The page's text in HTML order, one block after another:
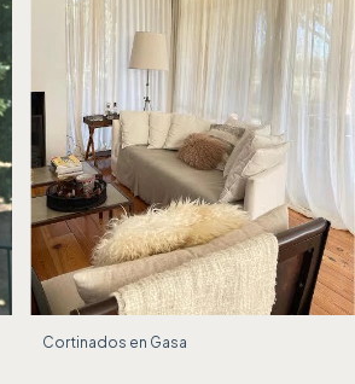
Cortinados en Gasa